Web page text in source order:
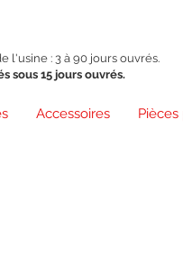
l'usine : 3 à 90 jours ouvrés.
sous 15 jours ouvrés.
Accessoires